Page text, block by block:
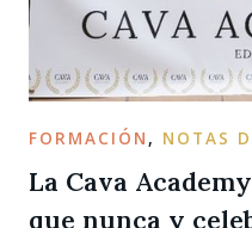
FORMACIÓN , NOTAS
La Cava
que nunca y